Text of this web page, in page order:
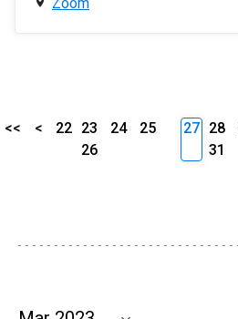
<< < 22 23 24
25
26
27 28
31